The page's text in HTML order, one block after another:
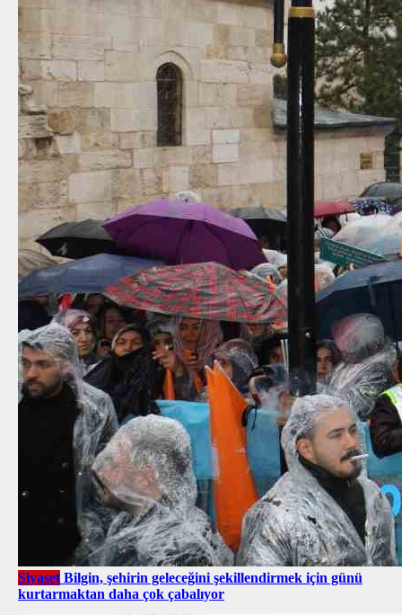
Siyaset Bilgin, şehirin geleceğini şekillendirmek için günü
kurtarmaktan daha çok çabalıyor